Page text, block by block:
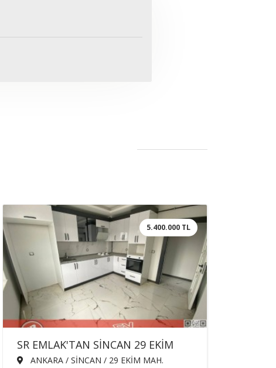
5.400.000 TL
SR EMLAK'TAN SİNCAN 29 EKİM
MAH'DE 3+1 125m² ARA KATTA
ANKARA / SİNCAN / 29 EKİM MAH.